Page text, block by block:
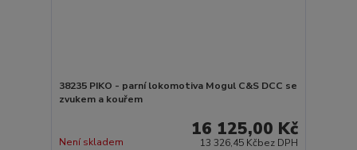
38235 PIKO - parní lokomotiva Mogul C&S DCC se
zvukem a kouřem
16 125,00 Kč
13 326,45 Kčbez DPH
Není skladem